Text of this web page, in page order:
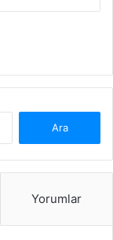
Yorumlar